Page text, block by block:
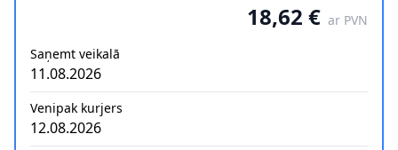
18,62 € ar PVN
Saņemt veikalā
11.08.2026
Venipak kurjers
12.08.2026